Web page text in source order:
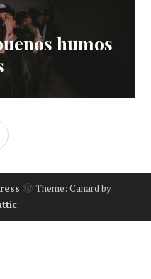
humos
SIDEBAR
Theme: Canard by
.